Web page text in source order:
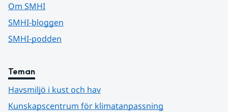
Om SMHI
SMHI-bloggen
SMHI-podden
Teman
Havsmiljö i kust och hav
Kunskapscentrum för klimatanpassning